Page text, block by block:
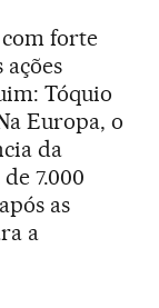
com forte
ações
Tóquio
Europa, o
da
7.000
as
a